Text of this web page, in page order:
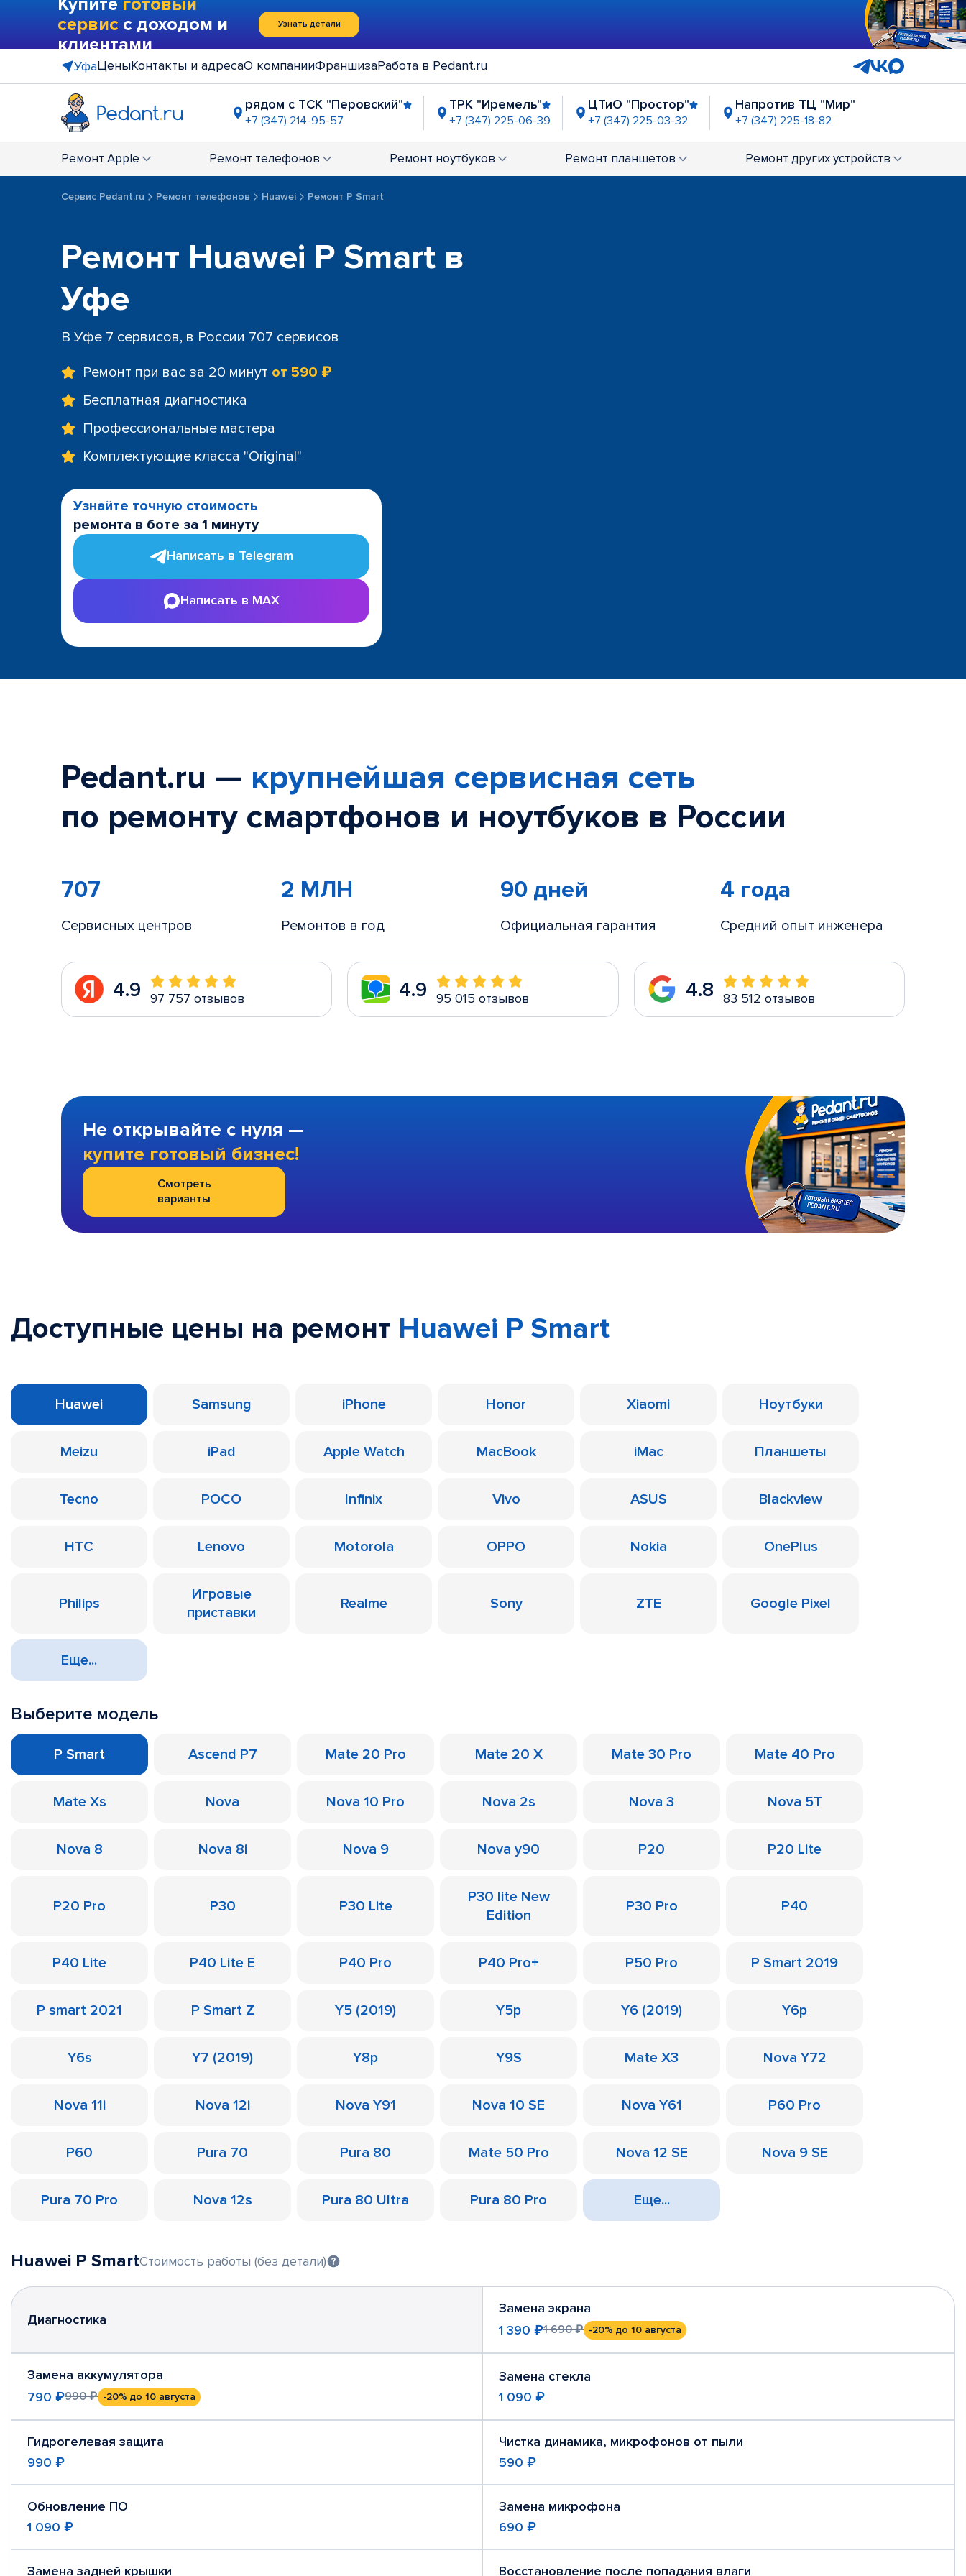
Купите готовый
сервис с доходом и
клиентами
Узнать детали
УфаЦеныКонтакты и адресаО компанииФраншизаРабота в Pedant.ru
рядом с ТСК "Перовский"
+7 (347) 214-95-57
ТРК "Иремель"
+7 (347) 225-06-39
ЦТиО "Простор"
+7 (347) 225-03-32
Напротив ТЦ "Мир"
+7 (347) 225-18-82
+7 (347) 211-95-32 +7 (347) 225-15-28 +7 (347) 225-01-95
Ремонт Apple Ремонт телефонов Ремонт ноутбуков Ремонт планшетов Ремонт других устройств
Сервис Pedant.ru Ремонт телефонов Huawei Ремонт P Smart
Ремонт Huawei P Smart в
Уфе
В Уфе 7 сервисов, в России 707 сервисов
Ремонт при вас за 20 минут от 590 ₽
Бесплатная диагностика
Профессиональные мастера
Комплектующие класса "Original"
Узнайте точную стоимость
ремонта в боте за 1 минуту
Написать в Telegram
Написать в MAX
Pedant.ru — крупнейшая сервисная сеть
по ремонту смартфонов и ноутбуков в России
707
Сервисных центров
2 МЛН
Ремонтов в год
90 дней
Официальная гарантия
4 года
Средний опыт инженера
4.9 97 757 отзывов 4.9 95 015 отзывов 4.8 83 512 отзывов
Не открывайте с нуля —
купите готовый бизнес!
Смотреть
варианты
Доступные цены на ремонт Huawei P Smart
Huawei Samsung iPhone Honor Xiaomi Ноутбуки
Meizu iPad Apple Watch MacBook iMac Планшеты
Tecno POCO Infinix Vivo ASUS Blackview
HTC Lenovo Motorola OPPO Nokia OnePlus
Philips
Игровые
приставки
Realme Sony ZTE Google Pixel
Еще...
Выберите модель
P Smart Ascend P7 Mate 20 Pro Mate 20 X Mate 30 Pro Mate 40 Pro
Mate Xs Nova Nova 10 Pro Nova 2s Nova 3 Nova 5T
Nova 8 Nova 8i Nova 9 Nova y90 P20 P20 Lite
P20 Pro P30 P30 Lite
P30 lite New
Edition
P30 Pro P40
P40 Lite P40 Lite E P40 Pro P40 Pro+ P50 Pro P Smart 2019
P smart 2021 P Smart Z Y5 (2019) Y5p Y6 (2019) Y6p
Y6s Y7 (2019) Y8p Y9S Mate X3 Nova Y72
Nova 11i Nova 12i Nova Y91 Nova 10 SE Nova Y61 P60 Pro
P60 Pura 70 Pura 80 Mate 50 Pro Nova 12 SE Nova 9 SE
Pura 70 Pro Nova 12s Pura 80 Ultra Pura 80 Pro Еще...
Huawei P SmartСтоимость работы (без детали)
Диагностика
Замена экрана
1 390 ₽1 690 ₽ -20% до 10 августа
Замена аккумулятора
790 ₽990 ₽ -20% до 10 августа
Замена стекла
1 090 ₽
Гидрогелевая защита
990 ₽
Чистка динамика, микрофонов от пыли
590 ₽
Обновление ПО
1 090 ₽
Замена микрофона
690 ₽
Замена задней крышки Восстановление после попадания влаги